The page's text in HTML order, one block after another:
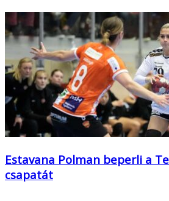
Estavana Polman beperli a
csapatát